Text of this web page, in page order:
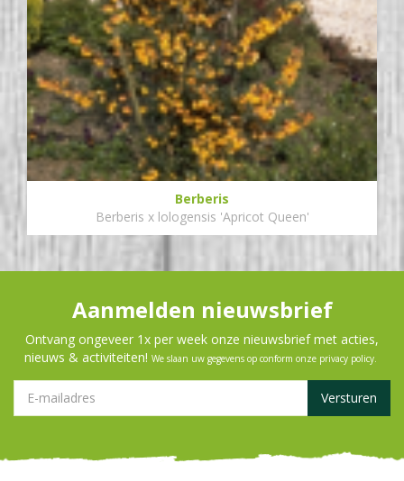
Berberis
Berberis x lologensis 'Apricot Queen'
Aanmelden nieuwsbrief
Ontvang ongeveer 1x per week onze nieuwsbrief met acties,
nieuws & activiteiten! We slaan uw gegevens op conform onze privacy policy.